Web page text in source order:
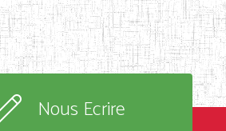
Nous Ecrire